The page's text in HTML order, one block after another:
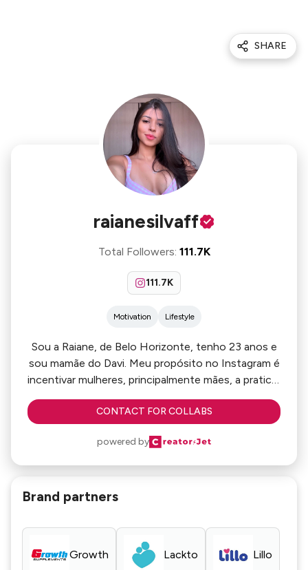
SHARE
raianesilvaff
Total Followers: 111.7K
111.7K
Motivation Lifestyle
Sou a Raiane, de Belo Horizonte, tenho 23 anos e
sou mamãe do Davi. Meu propósito no Instagram é
incentivar mulheres, principalmente mães, a praticar
o autocuidado e cuidar do corpo de dentro pra
fora. Curso nutrição e dou muitas dicas de
minha rotina de dona de casa e mãe, conciliando
tudo e mostrando uma vida real para o público.
CONTACT FOR COLLABS
powered by
Brand partners
Growth Lackto Lillo